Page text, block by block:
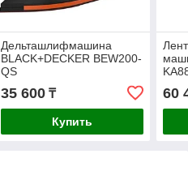
Дельташлифмашина
BLACK+DECKER BEW200-
QS
35 600₸
Купить
60